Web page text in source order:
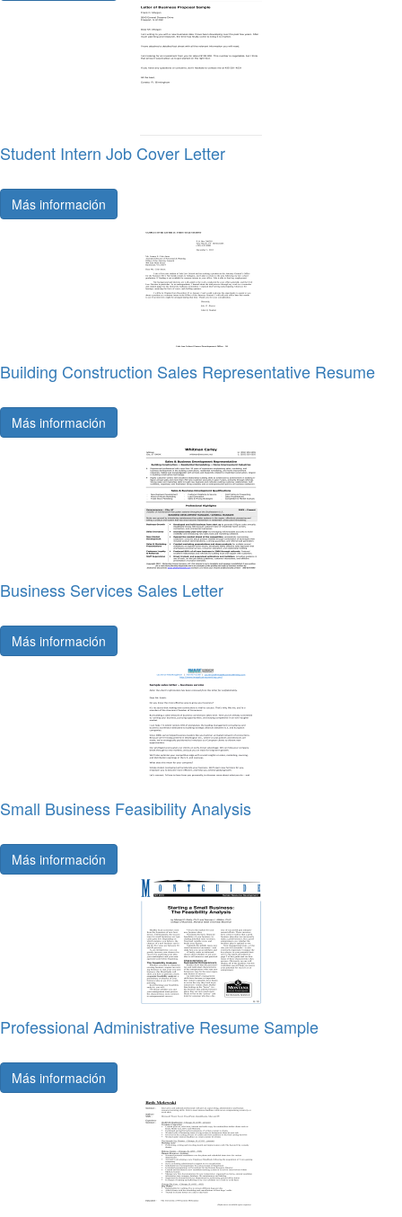
Student Intern Job Cover Letter
Más información
Building Construction Sales Representative Resume
Más información
Business Services Sales Letter
Más información
Small Business Feasibility Analysis
Más información
Professional Administrative Resume Sample
Más información